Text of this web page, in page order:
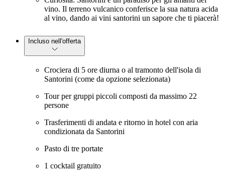
vino. Il terreno vulcanico conferisce la sua natura acida
al vino, dando ai vini santorini un sapore che ti piacerà!
Incluso nell'offerta
Crociera di 5 ore diurna o al tramonto dell'isola di
Santorini (come da opzione selezionata)
Tour per gruppi piccoli composti da massimo 22
persone
Trasferimenti di andata e ritorno in hotel con aria
condizionata da Santorini
Pasto di tre portate
1 cocktail gratuito